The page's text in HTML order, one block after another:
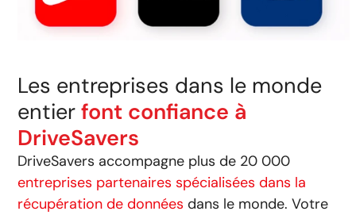
Les entreprises dans le monde
entierfont confiance à
DriveSavers
DriveSavers accompagne plus de 20 000
entreprises partenaires spécialisées dans la
récupération de données dans le monde. Votre